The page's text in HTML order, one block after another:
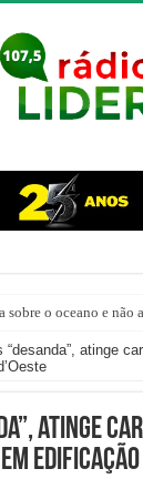
sobre o oceano e
do Tigre após saída
“desanda”, atinge
atinge